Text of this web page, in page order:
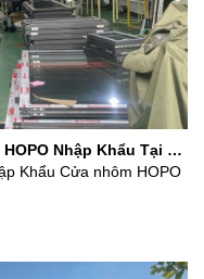
Nhập Khẩu Tại Hà
Khẩu Cửa nhôm HOPO